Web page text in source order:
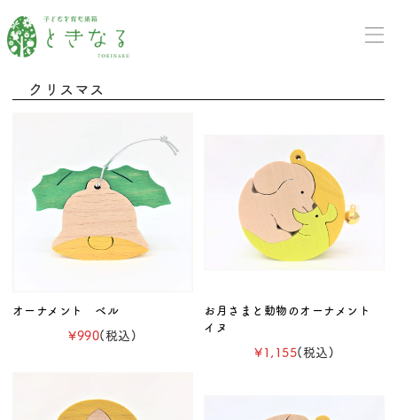
クリスマス
オーナメント ベル
¥990(税込)
お月さまと動物のオーナメント
イヌ
¥1,155(税込)